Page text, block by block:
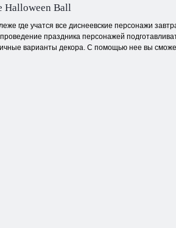
Halloween Ball
где учатся все диснеевские персонажи
праздника персонажей
варианты декора. С помощью нее вы